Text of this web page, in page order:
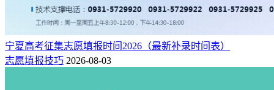
宁夏高考征集志愿填报时间2026（最新补录时间表）
志愿填报技巧 2026-08-03